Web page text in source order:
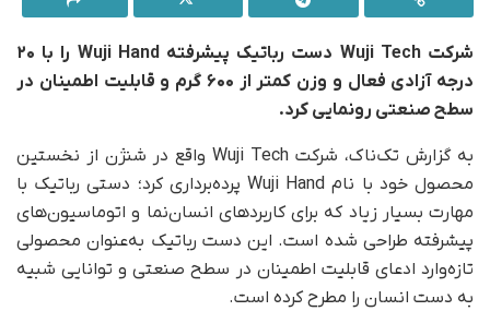
شرکت Wuji Tech دست رباتیک پیشرفته Wuji Hand را با ۲۰
درجه آزادی فعال و وزن کمتر از ۶۰۰ گرم و قابلیت اطمینان در
سطح صنعتی رونمایی کرد.
به گزارش تک‌ناک، شرکت Wuji Tech واقع در شنژن از نخستین
محصول خود با نام Wuji Hand پرده‌برداری کرد؛ دستی رباتیک با
مهارت بسیار زیاد که برای کاربردهای انسان‌نما و اتوماسیون‌های
پیشرفته طراحی شده است. این دست رباتیک به‌عنوان محصولی
تازه‌وارد ادعای قابلیت اطمینان در سطح صنعتی و توانایی شبیه
به دست انسان را مطرح کرده است.